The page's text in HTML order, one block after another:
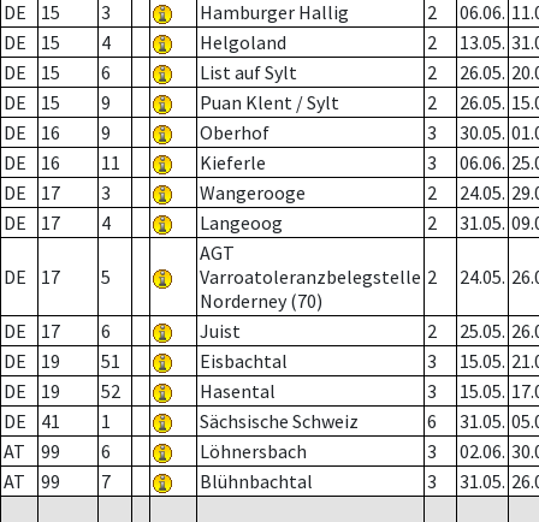
DE
15 3 Hamburger Hallig 2 06.06.
DE
15 4 Helgoland 2 13.05.
DE
15 6 List auf Sylt 2 26.05.
DE
15 9 Puan Klent / Sylt 2 26.05.
DE
16 9 Oberhof 3 30.05.
DE
16 11 Kieferle 3 06.06.
DE
17 3 Wangerooge 2 24.05.
DE
17 4 Langeoog 2 31.05.
DE 17 5
AGT
Varroatoleranzbelegstelle
Norderney (70)
2 24.05.
DE 17 6 Juist 2 25.05.
DE
19 51 Eisbachtal 3 15.05.
DE
19 52 Hasental 3 15.05.
DE
41 1 Sächsische Schweiz 6 31.05.
AT
99 6 Löhnersbach 3 02.06.
AT
99 7 Blühnbachtal 3 31.05.